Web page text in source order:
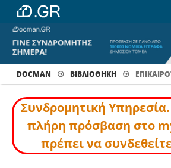
DOCMAN ΒΙΒΛΙΟΘΗΚΗ
Συνδρομητική Υπηρεσία.
πλήρη πρόσβαση στο
πρέπει να